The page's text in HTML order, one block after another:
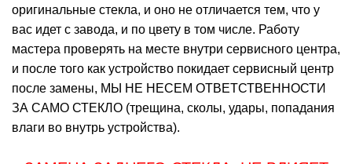
оригинальные стекла, и оно не отличается тем, что у
вас идет с завода, и по цвету в том числе. Работу
мастера проверять на месте внутри сервисного центра,
и после того как устройство покидает сервисный центр
после замены, МЫ НЕ НЕСЕМ ОТВЕТСТВЕННОСТИ
ЗА САМО СТЕКЛО (трещина, сколы, удары, попадания
влаги во внутрь устройства).